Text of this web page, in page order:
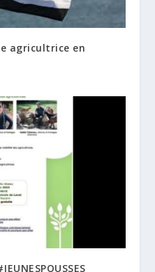
agricultrice en